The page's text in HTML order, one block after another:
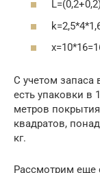
С учетом запаса
есть упаковки в
метров
квадратов,
кг.
Рассмотрим еще